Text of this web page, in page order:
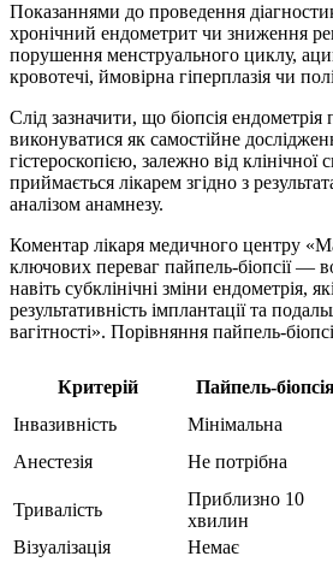
Показаннями до проведення
хронічний ендометрит чи зниження
порушення менструального циклу,
кровотечі, ймовірна гіперплазія чи
Слід зазначити, що біопсія
виконуватися як самостійне
гістероскопією, залежно від клінічної
приймається лікарем згідно з
аналізом анамнезу.
Коментар лікаря медичного центру
ключових переваг пайпель-біопсії —
навіть субклінічні зміни ендометрія,
результативність імплантації та
вагітності». Порівняння пайпель-
Критерій Пайпель-
Інвазивність
Мінімальна
Анестезія
Не потрібна
Тривалість
Приблизно 10
хвилин
Візуалізація
Немає